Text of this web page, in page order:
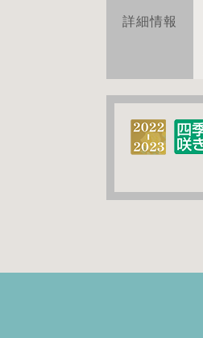
詳細情報